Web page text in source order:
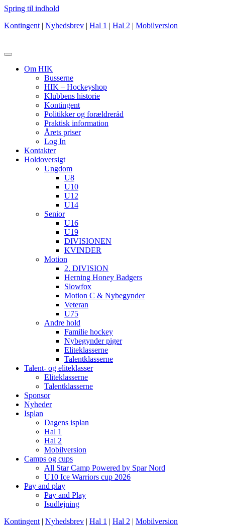
Spring til indhold
Kontingent | Nyhedsbrev | Hal 1 | Hal 2 | Mobilversion
Om HIK
Busserne
HIK – Hockeyshop
Klubbens historie
Kontingent
Politikker og forældreråd
Praktisk information
Årets priser
Log In
Kontakter
Holdoversigt
Ungdom
U8
U10
U12
U14
Senior
U16
U19
DIVISIONEN
KVINDER
Motion
2. DIVISION
Herning Honey Badgers
Slowfox
Motion C & Nybegynder
Veteran
U75
Andre hold
Familie hockey
Nybegynder piger
Eliteklasserne
Talentklasserne
Talent- og eliteklasser
Eliteklasserne
Talentklasserne
Sponsor
Nyheder
Isplan
Dagens isplan
Hal 1
Hal 2
Mobilversion
Camps og cups
All Star Camp Powered by Spar Nord
U10 Ice Warriors cup 2026
Pay and play
Pay and Play
Isudlejning
Kontingent | Nyhedsbrev | Hal 1 | Hal 2 | Mobilversion